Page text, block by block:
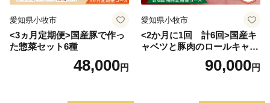
愛知県小牧市
<3ヵ月定期便>国産豚で作っ
た惣菜セット6種
48,000円
愛知県小牧市
<2か月に1回 計6回>国産キ
ャベツと豚肉のロールキャベ
90,000円